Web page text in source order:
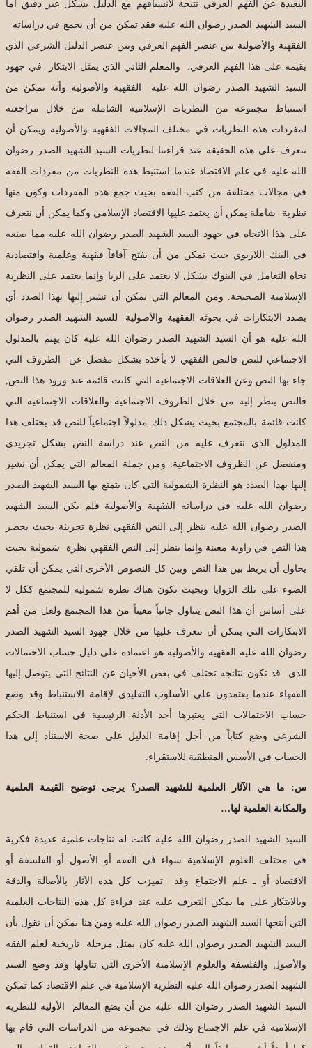
البعيدة عن الفهم العرفي نتيجة لانسياقهم مع الدليل بشكل غير دقيق أما
السيد الشهيد الصدر رضوان الله عليه فقد تمكن من أن يجمع في دراساته
الفقهية والأصولية بين عنصر الفهم العرفي وبين عنصر الدليل الشرعي الذي
يقيمه على هذا الفهم العرفي. والمعلم الثاني الذي يمثل الابتكار في جهود
السيد الشهيد الصدر رضوان الله عليه الفقهية والأصولية وأنه تمكن من
استنباط مجموعة من النظريات الإسلامية الشاملة من خلال مراجعته
لمفردات هذه النظريات في مختلف المجالات الفقهية والأصولية ويمكن أن
نتعرف على هذه الحقيقة عند قراءتنا لنظريات السيد الشهيد الصدر رضوان
الله عليه في علم الاقتصاد عندما استنبط هذه النظريات من مفردات الفقه
في مجالات مختلفة من كتب الفقه بحيث جمع هذه المفردات وكون منها
نظرية شاملة يمكن أن يعتمد عليها الاقتصاد الإسلامي وكما يمكن أن نتعرف
على هذا الاتجاه في جهود السيد الشهيد الصدر رضوان الله عليه مما صنعه
في البنك اللاربوي حيث تمكن من أن يفتح آفاقاً فقهية وعلمية واقتصادية
تجاه التعامل في البنوك بشكل لا يعتمد على الربا وإنما يعتمد على النظرية
الإسلامية الصحيحة. ومن المعالم التي يمكن أن نشير إليها بهذا الصدد أي
بصدد الابتكارات في بحوثه الفقهية والأصولية للسيد الشهيد الصدر رضوان
الله عليه هو أن السيد الشهيد الصدر رضوان الله عليه كان يهتم بالمدلول
الاجتماعي للنص فالنص الفقهي لا يأخذه بشكل مفصل عن الظروف التي
جاء بها النص وعن العلاقات الاجتماعية التي كانت قائمة عند ورود هذا النص,
فالنص ينظر إليه من خلال الظروف الاجتماعية والعلاقات الاجتماعية التي
كانت قائمة بالمجتمع بحيث يشكل ذلك مدلولاً اجتماعياً للنص قد يختلف هذا
المدلول الذي نتعرف عليه من النص عند دراسة النص بشكل تجريدي
ومنفصل عن الظروف الاجتماعية. ومن جملة المعالم التي يمكن أن نشير
إليها بهذا الصدد هو النظرة الشمولية التي كان يتمتع بها السيد الشهيد الصدر
رضوان الله عليه في دراساته الفقهية والأصولية فلم يكن السيد الشهيد
الصدر رضوان الله عليه ينظر إلى النص الفقهي نظرة تجزيئة بحيث يحصر
هذا النص في زاوية معينة وإنما ينظر إلى النص الفقهي نظرة شمولية بحيث
يحاول أن يربط بين هذا النص وبين كل النصوص الأخرى التي يمكن أن تلقي
الضوء على تلك الزوايا وبحيث تكون هناك نظرة شمولية للمجتمع ككل لا
على أساس أن هذا النص يتناول جانباً معيناً من هذا المجتمع ولعل من أهم
الابتكارات التي يمكن أن نتعرف عليها من خلال جهود السيد الشهيد الصدر
رضوان الله عليه الفقهية والأصولية هو اعتماده على دليل حساب الاحتمالات
الذي قد تكون نتائجه تختلف في بعض الأحيان عن النتائج التي يتوصل إليها
الفقهاء عندما يعتمدون على الأسلوب التقليدي لإقامة الاستنباط وقد وضع
حساب الاحتمالات التي يعتبرها أحد الأدلة الرئيسية في استنباط الحكم
الشرعي وضع كتاباً من أجل إقامة الدليل على صحة الاستناد إلى هذا
الحساب في الأسس المنطقية للاستقراء.
س: ما هي الآثار العلمية للشهيد الصدر؟ يرجى توضيح القيمة العلمية
والمكانة العلمية لها…
السيد الشهيد الصدر رضوان الله عليه كانت له نتاجات علمية عديدة فكرية
في مختلف العلوم الإسلامية سواء في الفقه أو الأصول أو الفلسفة أو
الاقتصاد أو ـ علم الاجتماع وقد تميزت كل هذه الآثار بالأصالة والدقة
وبالابتكار على ما يمكن التعرف عليه عند قراءة كل هذه النتاجات العلمية
التي أنتجها السيد الشهيد الصدر رضوان الله عليه ومن هنا يمكن أن نقول بأن
السيد الشهيد الصدر رضوان الله عليه كان يمثل مرحلة تاريخية لعلم الفقه
والأصول والفلسفة والعلوم الإسلامية الأخرى التي تناولها وقد وضع السيد
الشهيد الصدر رضوان الله عليه النظرية الإسلامية في علم الاقتصاد كما تمكن
السيد الشهيد الصدر رضوان الله عليه من أن يضع المعالم الأولية للنظرية
الإسلامية في علم الاجتماع وذلك في مجموعة من الدراسات التي قام بها